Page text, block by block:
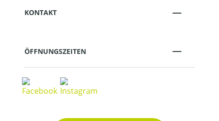
KONTAKT
ÖFFNUNGSZEITEN